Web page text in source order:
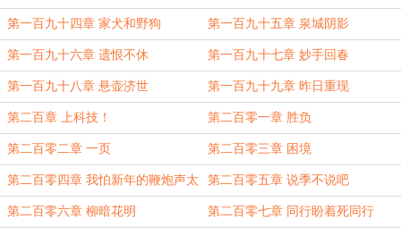
第一百九十四章 家犬和野狗 第一百九十五章 泉城阴影
第一百九十六章 遗恨不休 第一百九十七章 妙手回春
第一百九十八章 悬壶济世 第一百九十九章 昨日重现
第二百章 上科技！ 第二百零一章 胜负
第二百零二章 一页 第二百零三章 困境
第二百零四章 我怕新年的鞭炮声太
响……
第二百零五章 说季不说吧
第二百零六章 柳暗花明 第二百零七章 同行盼着死同行